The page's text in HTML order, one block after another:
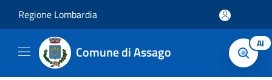
Regione Lombardia
Comune di Assago AI